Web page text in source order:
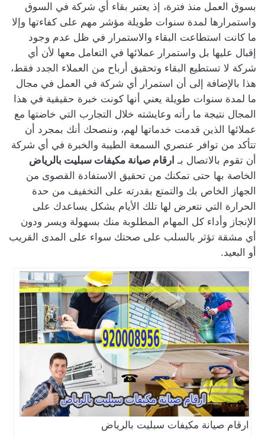
بسوق العمل منذ فترة، إذ يعتبر بقاء أي شركة في السوق
واستمرارها لمدة سنوات طويلة مؤشر مهم على كفاءتها وإلا
ما كانت استطاعت البقاء والاستمرار في ظل عدم وجود
إقبال عليها بل واستمرار عملائها في التعامل معها لأن أي
شركة لا تستطيع البقاء وتحقيق أرباح من العملاء الجدد فقط،
هذا بالإضافة إلى أن استمرار أي شركة في العمل في مجال
ما لمدة سنوات طويلة يعني أنها كونت خبرة حقيقية في هذا
المجال نتيجة ما رأته وعايشته خلال التجارب التي خاضتها مع
عملائها الذين قدمت خدماتها لهم، وننصحك أنك بمجرد أن
تتأكد من توافر عنصري السمعة الطيبة والخبرة في أي شركة
أن تقوم بالاتصال بـ ارقام صيانة مكيفات سبليت بالرياض
الخاصة بها حتى تمكنك من تحقيق الاستفادة القصوى من
الجهاز الخاص بك والتمتع بقدرته على التخفيف من حدة
الحرارة التي نتعرض لها تلك الأيام بشكل يساعدك على
الإنجاز وأداء كل المهام المطلوبة منك بسهولة ويسر ودون
أي مشقة تؤثر بالسلب على صحتك سواء على المدى القريب
أو البعيد.
ارقام صيانة مكيفات سبليت بالرياض